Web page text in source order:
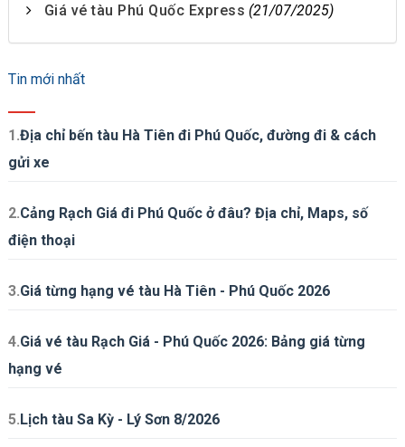
Giá vé tàu Phú Quốc Express (21/07/2025)
Tin mới nhất
1.Địa chỉ bến tàu Hà Tiên đi Phú Quốc, đường đi & cách
gửi xe
2.Cảng Rạch Giá đi Phú Quốc ở đâu? Địa chỉ, Maps, số
điện thoại
3.Giá từng hạng vé tàu Hà Tiên - Phú Quốc 2026
4.Giá vé tàu Rạch Giá - Phú Quốc 2026: Bảng giá từng
hạng vé
5.Lịch tàu Sa Kỳ - Lý Sơn 8/2026